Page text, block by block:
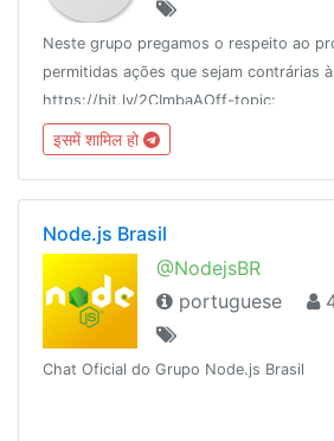
Neste grupo pregamos o respeito ao
permitidas ações que sejam contrárias
https://bit.ly/2CImbaAOff-topic:
https://t.me/wwwdevofftopicBlog:
brasilDúvidas entre em contato com um
इसमें शामिल हो
Node.js Brasil
@NodejsBR
portuguese
Chat Oficial do Grupo Node.js Brasil